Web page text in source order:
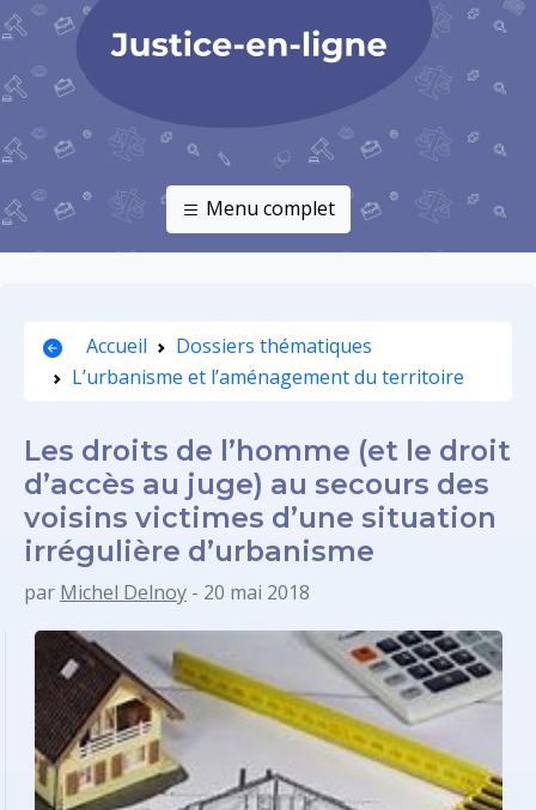
Menu complet
Accueil
Dossiers thématiques
L’urbanisme et l’aménagement du territoire
Les droits de l’homme (et le droit
d’accès au juge) au secours des
voisins victimes d’une situation
irrégulière d’urbanisme
par Michel Delnoy - 20 mai 2018